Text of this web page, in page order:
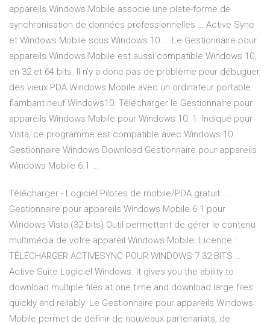
appareils Windows Mobile associe une plate-forme de
synchronisation de données professionnelles … Active Sync
et Windows Mobile sous Windows 10 ... Le Gestionnaire pour
appareils Windows Mobile est aussi compatible Windows 10,
en 32 et 64 bits. Il n’y a donc pas de problème pour débuguer
des vieux PDA Windows Mobile avec un ordinateur portable
flambant neuf Windows10. Télécharger le Gestionnaire pour
appareils Windows Mobile pour Windows 10. 1. Indiqué pour
Vista, ce programme est compatible avec Windows 10 :
Gestionnaire Windows Download Gestionnaire pour appareils
Windows Mobile 6.1 ...
Télécharger - Logiciel Pilotes de mobile/PDA gratuit ...
Gestionnaire pour appareils Windows Mobile 6.1 pour
Windows Vista (32 bits) Outil permettant de gérer le contenu
multimédia de votre appareil Windows Mobile. Licence :
TÉLÉCHARGER ACTIVESYNC POUR WINDOWS 7 32 BITS …
Active Suite Logiciel Windows. It gives you the ability to
download multiple files at one time and download large files
quickly and reliably. Le Gestionnaire pour appareils Windows
Mobile permet de définir de nouveaux partenariats, de